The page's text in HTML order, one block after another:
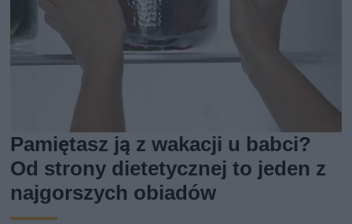
Pamiętasz ją z wakacji u babci?
Od strony dietetycznej to jeden z
najgorszych obiadów